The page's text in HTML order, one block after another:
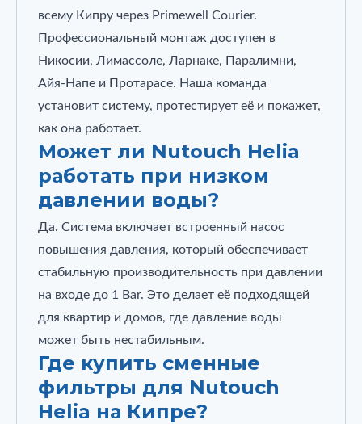
всему Кипру через Primewell Courier.
Профессиональный монтаж доступен в
Никосии, Лимассоле, Ларнаке, Паралимни,
Айя‑Напе и Протарасе. Наша команда
установит систему, протестирует её и покажет,
как она работает.
Может ли Nutouch Helia
работать при низком
давлении воды?
Да. Система включает встроенный насос
повышения давления, который обеспечивает
стабильную производительность при давлении
на входе до 1 Bar. Это делает её подходящей
для квартир и домов, где давление воды
может быть нестабильным.
Где купить сменные
фильтры для Nutouch
Helia на Кипре?